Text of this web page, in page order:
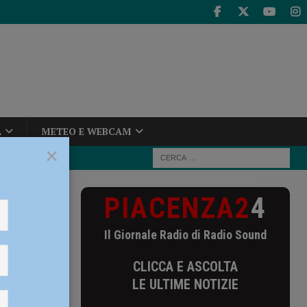
METEO E WEBCAM
PIACENZA24
Il Giornale Radio di Radio Sound
CLICCA E ASCOLTA
LE ULTIME NOTIZIE
×